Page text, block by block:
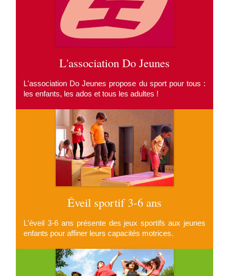
L'association Do Jeunes
L'association Do Jeunes propose du sport pour tous :
les enfants, les ados et tous les adultes !
Éveil sportif 3-6 ans
L'éveil 3-6 ans présente des jeux sportifs aux jeunes
enfants pour affiner leurs capacités motrices.